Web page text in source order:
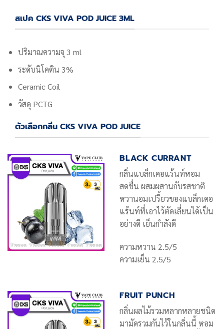
สเปค CKS VIVA POD JUICE 3ML
ปริมาณความจุ 3 ml
ระดับนิโคติน 3%
Ceramic Coil
วัสดุ PCTG
ตัวเลือกกลิ่น CKS VIVA POD JUICE
BLACK CURRANT
กลิ่นแบล็กเคอแร้นท์หอม
สดชื่น ผสมผสานกับรสชาติ
หวานอมเปรี้ยวของแบล็กเคอ
แร้นท์ที่เอาไว้ตัดเลี่ยนได้เป็น
อย่างดี เย็นกำลังดี
ความหวาน 2.5/5
ความเย็น 2.5/5
FRUIT PUNCH
กลิ่นผลไม้รวมหลากหลายชนิด
มามัดรวมกันไว้ในกลิ่นนี้ หอม